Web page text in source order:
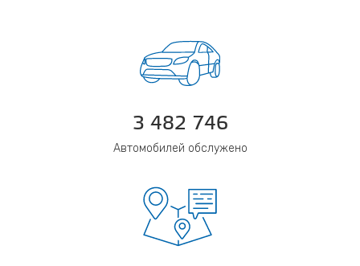
3 482 746
Автомобилей обслужено